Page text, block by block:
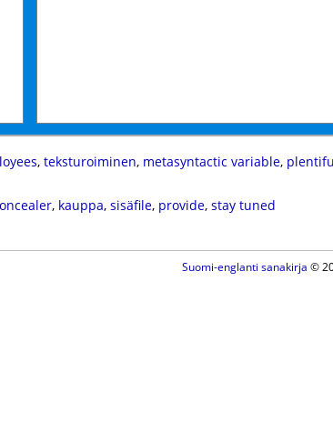
, teksturoiminen, metasyntactic variable,
, kauppa, sisäfile, provide, stay tuned
Suomi-englanti sanakirja ©